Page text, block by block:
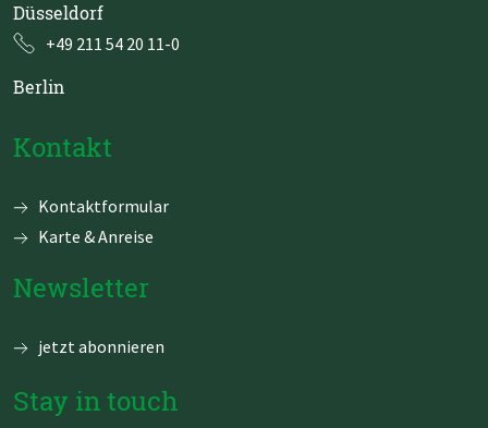
Düsseldorf
+49 211 54 20 11-0
Berlin
Kontakt
Navigation
Kontaktformular
Karte & Anreise
Newsletter
jetzt abonnieren
Stay in touch